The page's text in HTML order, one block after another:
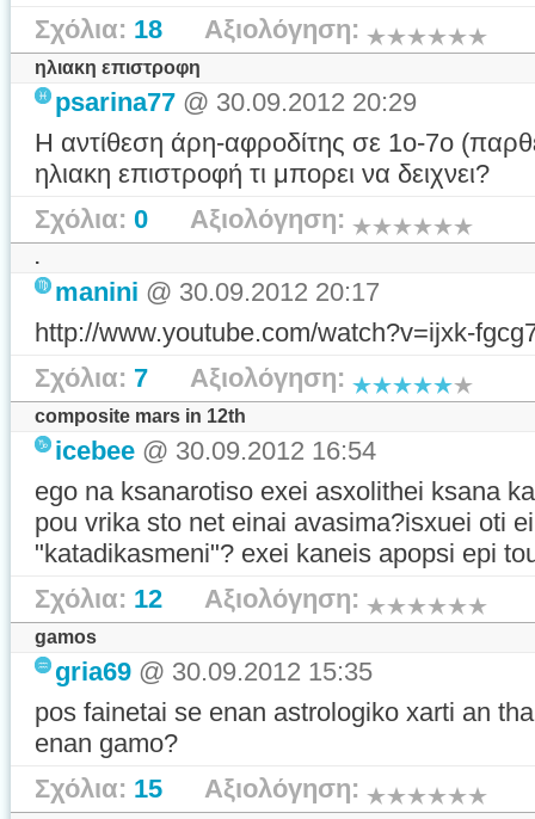
Σχόλια: 18 Αξιολόγηση:
ηλιακη επιστροφη
psarina77 @ 30.09.2012 20:29
Η αντίθεση άρη-αφροδίτης σε 1ο-7ο
ηλιακη επιστροφή τι μπορει να δειχνει?
Σχόλια: 0 Αξιολόγηση:
.
manini @ 30.09.2012 20:17
http://www.youtube.com/watch?v=ijxk-
Σχόλια: 7 Αξιολόγηση:
composite mars in 12th
icebee @ 30.09.2012 16:54
ego na ksanarotiso exei asxolithei ksana
pou vrika sto net einai avasima?isxuei oti
"katadikasmeni"? exei kaneis apopsi epi
Σχόλια: 12 Αξιολόγηση:
gamos
gria69 @ 30.09.2012 15:35
pos fainetai se enan astrologiko xarti an
enan gamo?
Σχόλια: 15 Αξιολόγηση: